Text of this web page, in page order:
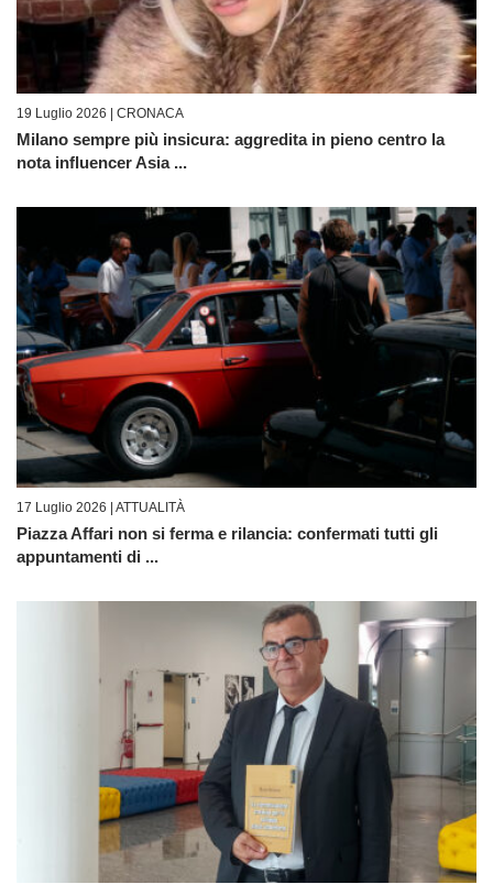
19 Luglio 2026 | CRONACA
Milano sempre più insicura: aggredita in pieno centro la
nota influencer Asia ...
17 Luglio 2026 | ATTUALITÀ
Piazza Affari non si ferma e rilancia: confermati tutti gli
appuntamenti di ...